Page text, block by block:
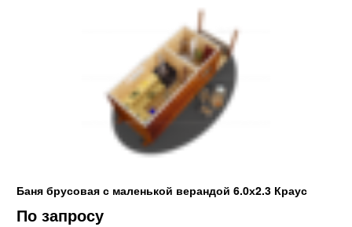
Баня брусовая с маленькой верандой 6.0х2.3 Краус
По запросу